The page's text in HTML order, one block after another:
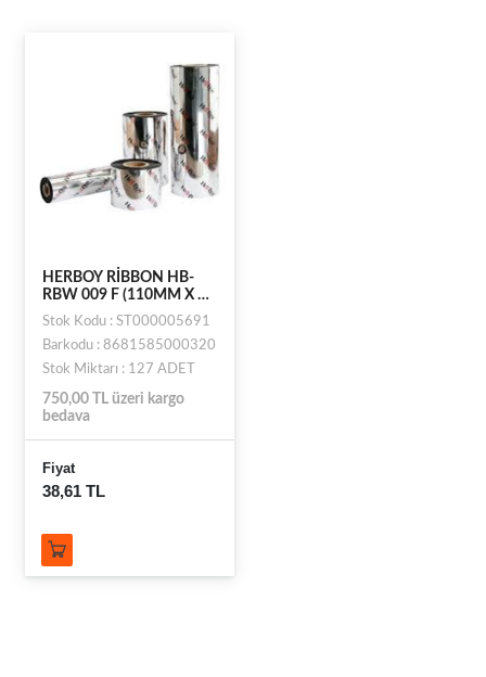
HERBOY RİBBON HB-
RBW 009 F (110MM X 60
MM X 300 M)
Stok Kodu : ST000005691
Barkodu : 8681585000320
Stok Miktarı : 127 ADET
750,00 TL üzeri kargo
bedava
Fiyat
38,61 TL